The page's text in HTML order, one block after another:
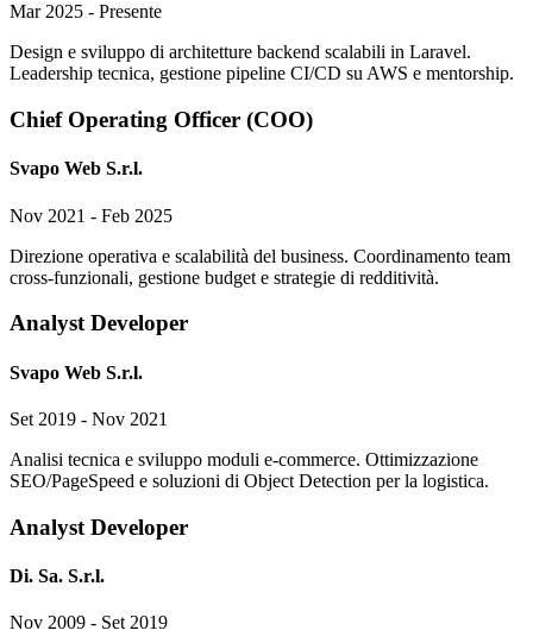
Mar 2025 - Presente
Design e sviluppo di architetture backend scalabili in Laravel.
Leadership tecnica, gestione pipeline CI/CD su AWS e mentorship.
Chief Operating Officer (COO)
Svapo Web S.r.l.
Nov 2021 - Feb 2025
Direzione operativa e scalabilità del business. Coordinamento team
cross-funzionali, gestione budget e strategie di redditività.
Analyst Developer
Svapo Web S.r.l.
Set 2019 - Nov 2021
Analisi tecnica e sviluppo moduli e-commerce. Ottimizzazione
SEO/PageSpeed e soluzioni di Object Detection per la logistica.
Analyst Developer
Di. Sa. S.r.l.
Nov 2009 - Set 2019